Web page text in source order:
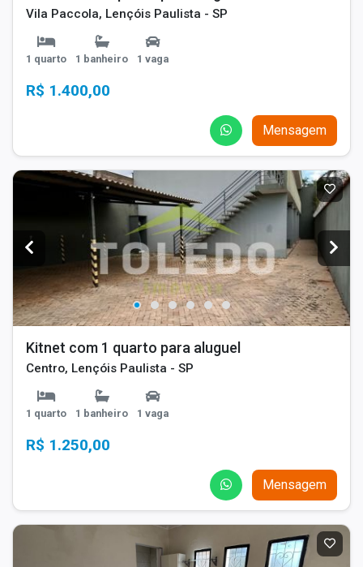
Vila Paccola, Lençóis Paulista - SP
1 quarto 1 banheiro 1 vaga
R$ 1.400,00
Mensagem
Kitnet com 1 quarto para aluguel
Centro, Lençóis Paulista - SP
1 quarto 1 banheiro 1 vaga
R$ 1.250,00
Mensagem